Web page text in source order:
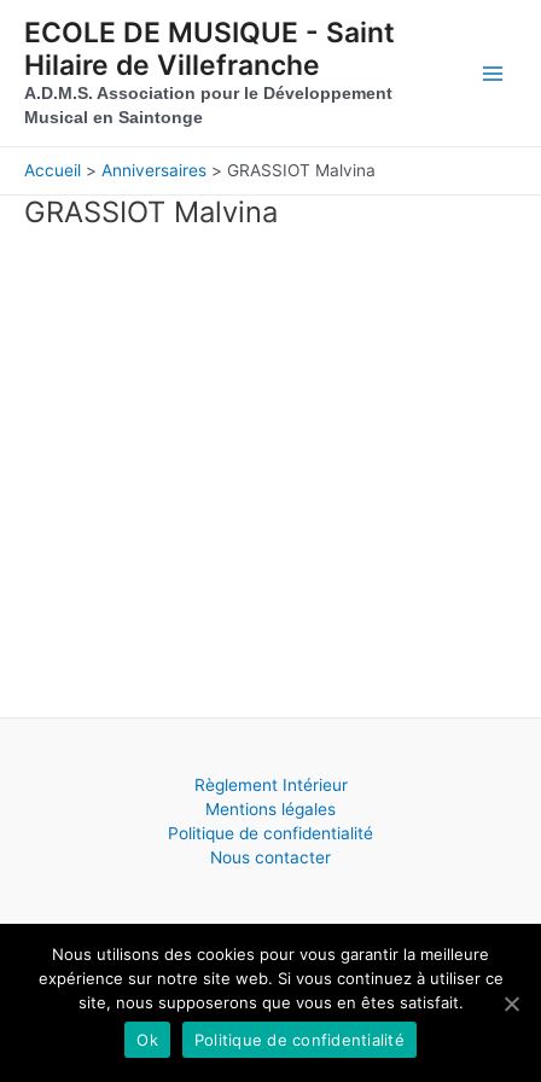
ECOLE DE MUSIQUE - Saint
Hilaire de Villefranche
A.D.M.S. Association pour le Développement
Musical en Saintonge
Accueil Anniversaires GRASSIOT Malvina
GRASSIOT Malvina
Règlement Intérieur
Mentions légales
Politique de confidentialité
Nous contacter
Copyright © 2026 ECOLE DE MUSIQUE - Saint Hilaire de Villefranche
| Powered byThème WordPress Astra
Nous utilisons des cookies pour vous garantir la meilleure
expérience sur notre site web. Si vous continuez à utiliser ce
site, nous supposerons que vous en êtes satisfait.
Ok
Politique de confidentialité